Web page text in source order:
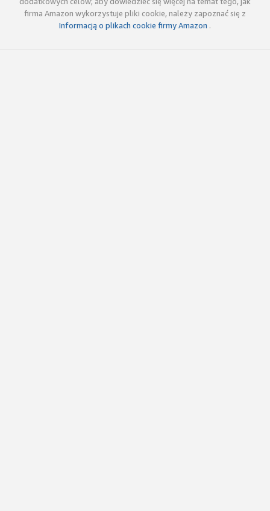
firma Amazon wykorzystuje pliki cookie, należy zapoznać się z
Informacją o plikach cookie firmy Amazon .